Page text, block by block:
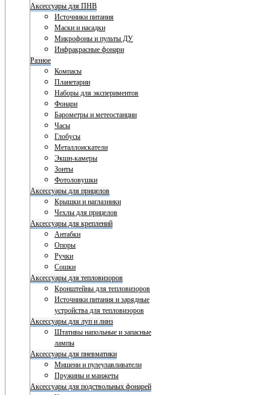
Аксессуары для ПНВ
Источники питания
Маски и насадки
Микрофоны и пульты ДУ
Инфракрасные фонари
Разное
Компасы
Планетарии
Наборы для экспериментов
Фонари
Барометры и метеостанции
Часы
Глобусы
Металлоискатели
Экшн-камеры
Зонты
Фотоловушки
Аксессуары для прицелов
Крышки и наглазники
Чехлы для прицелов
Аксессуары для креплений
Антабки
Опоры
Ручки
Сошки
Аксессуары для тепловизоров
Кронштейны для тепловизоров
Источники питания и зарядные
устройства для тепловизоров
Аксессуары для луп и линз
Штативы напольные и запасные
лампы
Аксессуары для пневматики
Мишени и пулеулавливатели
Пружины и манжеты
Аксессуары для подствольных фонарей